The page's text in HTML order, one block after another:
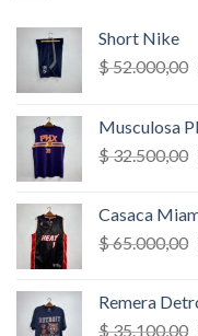
Short Nike
$52.000,00
Musculosa
$32.500,00
Casaca
$65.000,00
Remera
$35.100,00